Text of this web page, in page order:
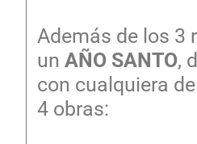
Además de los 3
un AÑO SANTO,
con cualquiera
4 obras: